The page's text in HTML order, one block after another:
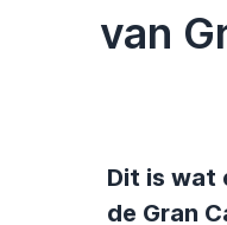
van
Dit is wat
de Gran